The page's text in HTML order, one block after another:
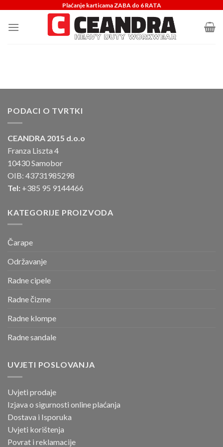
content
Plaćanje karticama ZABA do 6 RATA
PODACI O TVRTKI
CEANDRA 2015 d.o.o
Franza Liszta 4
10430 Samobor
OIB: 43731985298
Tel: +385 95 9144466
KATEGORIJE PROIZVODA
Čarape
Održavanje
Radne cipele
Radne čizme
Radne klompe
Radne sandale
UVJETI POSLOVANJA
Uvjeti prodaje
Izjava o sigurnosti onlineplaćanja
Dostava i Isporuka
Uvjeti korištenja
Povrat i reklamacije